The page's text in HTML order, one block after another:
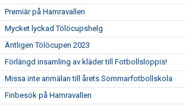
Premiär på Hamravallen
Mycket lyckad Tölöcupshelg
Äntligen Tölöcupen 2023
Förlängd insamling av kläder till Fotbollsloppis!
Missa inte anmälan till årets Sommarfotbollskola
Finbesök på Hamravallen